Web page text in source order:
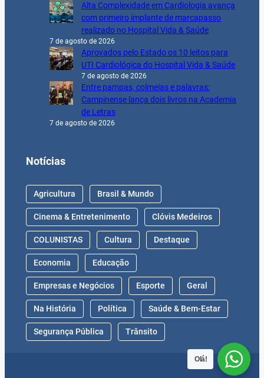
Alta Complexidade em Cardiologia avança
com primeiro implante de marcapasso
realizado no Hospital Vida & Saúde
7 de agosto de 2026
Aprovados pelo Estado os 10 leitos para
UTI Cardiológica do Hospital Vida & Saúde
7 de agosto de 2026
Entre pampas, colmeias e palavras:
Campinense lança dois livros na Academia
de Letras
7 de agosto de 2026
Notícias
Agricultura Brasil & Mundo
Cinema & Entretenimento Clóvis Medeiros
COLUNISTAS Cultura Destaque
Economia Educação
Empresas e Negócios Esporte Geral
Na História Política Saúde & Bem-Estar
Segurança Pública Trânsito
Olá!